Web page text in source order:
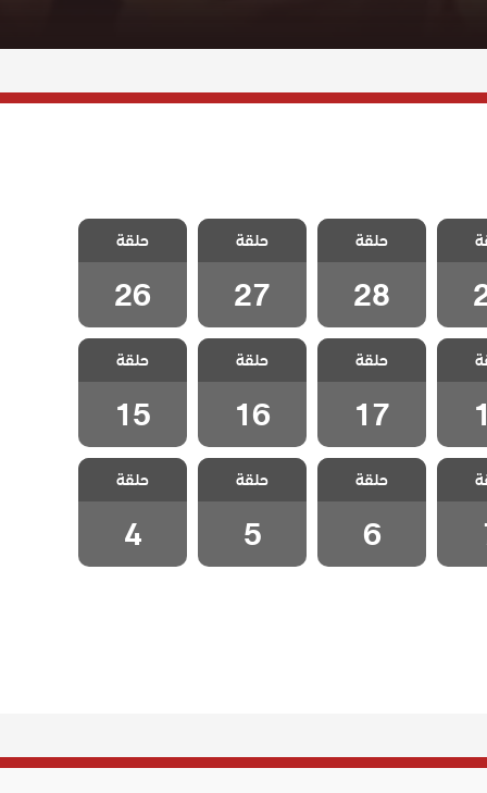
مسلسل اطفال
الجنة الحلقة 28
حلقة
28
مسلسل اطفال
الجنة الحلقة 27
حلقة
27
مسلسل اطفال
الجنة الحلقة 26
حلقة
26
مسلسل اطفال
الجنة الحلقة 17
حلقة
17
مسلسل اطفال
الجنة الحلقة 16
حلقة
16
مسلسل اطفال
الجنة الحلقة 15
حلقة
15
7
مسلسل اطفال
الجنة الحلقة 6
حلقة
6
مسلسل اطفال
الجنة الحلقة 5
حلقة
5
مسلسل اطفال
الجنة الحلقة 4
حلقة
4